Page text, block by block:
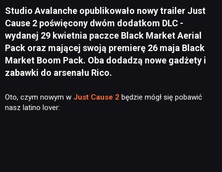
Studio Avalanche opublikowało nowy trailer Just
Cause 2 poświęcony dwóm dodatkom DLC -
wydanej 29 kwietnia paczce Black Market Aerial
Pack oraz mającej swoją premierę 26 maja Black
Market Boom Pack. Oba dodadzą nowe gadżety i
zabawki do arsenału Rico.
Oto, czym nowym w Just Cause 2 będzie mógł się pobawić
nasz latino lover: